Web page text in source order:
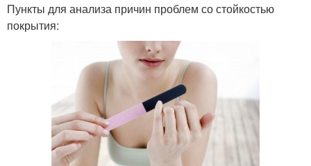
Пункты для анализа причин проблем со стойкостью
покрытия: